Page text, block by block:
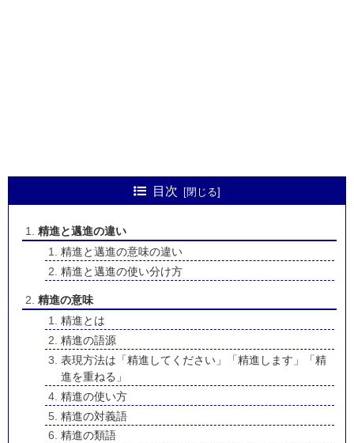
目次
精進と邁進の違い
精進と邁進の意味の違い
精進と邁進の使い分け方
精進の意味
精進とは
精進の語源
表現方法は「精進してください」「精進します」「精
進を重ねる」
精進の使い方
精進の対義語
精進の類語